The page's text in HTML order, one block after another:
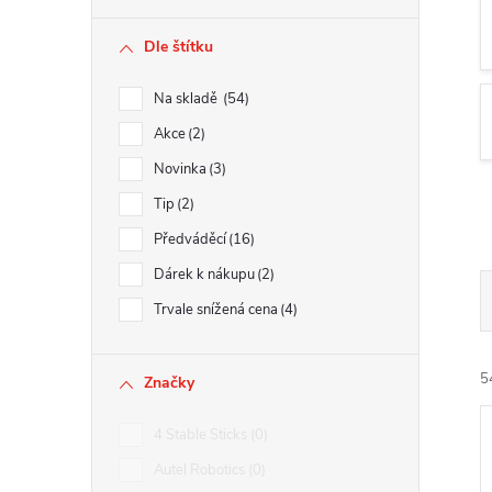
Dle štítku
Na skladě 54
Akce 2
Novinka 3
Tip 2
Předváděcí 16
Dárek k nákupu 2
Trvale snížená cena 4
Značky